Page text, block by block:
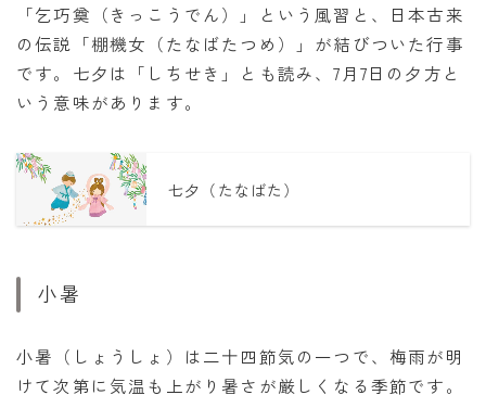
「乞巧奠（きっこうでん）」という風習と、日本古来
の伝説「棚機女（たなばたつめ）」が結びついた行事
です。七夕は「しちせき」とも読み、7月7日の夕方と
いう意味があります。
七夕（たなばた）
小暑
小暑（しょうしょ）は二十四節気の一つで、梅雨が明
けて次第に気温も上がり暑さが厳しくなる季節です。